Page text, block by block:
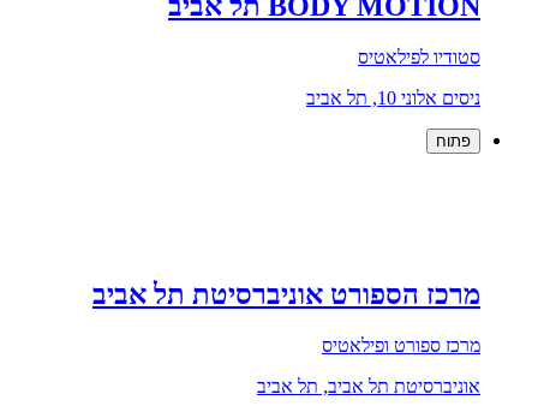
סטודיו לפילאטיס
ניסים אלוני 10, תל אביב
פתוח
מרכז הספורט אוניברסיטת תל אביב
מרכז ספורט ופילאטיס
אוניברסיטת תל אביב, תל אביב